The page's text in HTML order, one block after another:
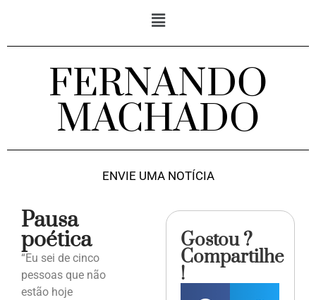
FERNANDO
MACHADO
ENVIE UMA NOTÍCIA
Pausa
poética
“Eu sei de cinco
pessoas que não
estão hoje
Gostou ?
Compartilhe
!